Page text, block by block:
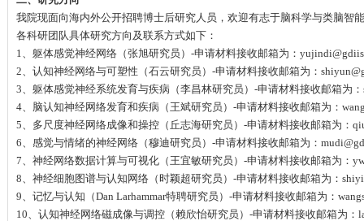
我院现面向海内外公开招聘博士后研究人员，欢迎有志于脑科学与类脑智
各科研团队具体研究方向及联系方式如下：
1、躯体感觉神经网络（张旭研究员）-申请材料接收邮箱为：
2、认知神经网络与可塑性（石云研究员）-申请材料接收邮箱为：
3、躯体感觉神经系统发育与疾病（李昌林研究员）-申请材料接收邮箱为
4、脑认知神经网络发育和疾病（王斌研究员）-申请材料接收邮箱为：
5、多尺度神经网络成像和操控（丘志海研究员）-申请材料接收邮箱为：
6、感觉与情绪的神经网络（穆迪研究员）-申请材料接收邮箱为：
7、神经网络数据计算与可视化（王宜敏研究员）-申请材料接收邮箱为：
8、神经细胞图谱与认知网络（时颖超研究员）-申请材料接收邮箱为：
9、记忆与认知（Dan Larhammar特聘研究员）-申请材料接收邮箱为：
10、认知神经网络磁成像与调控（赖欣怡研究员）-申请材料接收邮箱为：